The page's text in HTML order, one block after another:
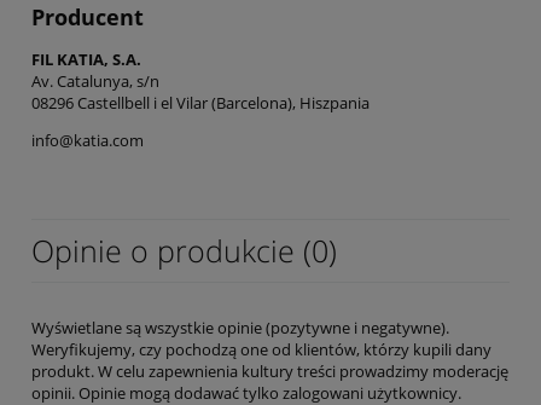
Producent
FIL KATIA, S.A.
Av. Catalunya, s/n
08296 Castellbell i el Vilar (Barcelona), Hiszpania
info@katia.com
Opinie o produkcie (0)
Wyświetlane są wszystkie opinie (pozytywne i negatywne).
Weryfikujemy, czy pochodzą one od klientów, którzy kupili dany
produkt. W celu zapewnienia kultury treści prowadzimy moderację
opinii. Opinie mogą dodawać tylko zalogowani użytkownicy.